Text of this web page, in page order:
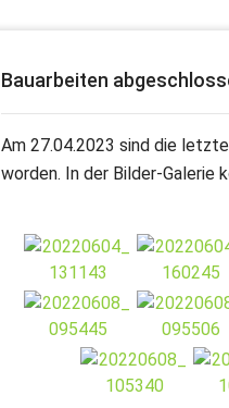
Bauarbeiten
Am 27.04.2023 sind die
worden. In der Bilder-Galerie